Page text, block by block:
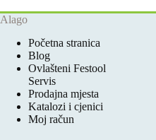
Alago
Početna stranica
Blog
Ovlašteni Festool
Servis
Prodajna mjesta
Katalozi i cjenici
Moj račun